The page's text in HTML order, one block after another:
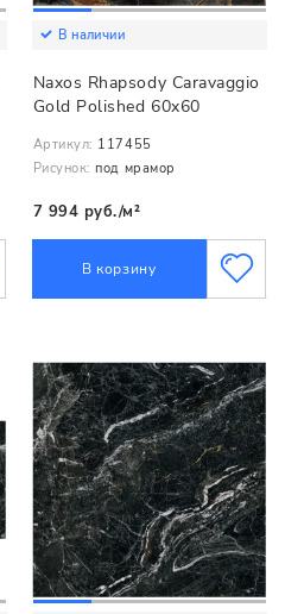
В наличии
Naxos Rhapsody Caravaggio
Gold Polished 60x60
Артикул: 117455
Рисунок: под мрамор
7 994 руб./м²
В корзину